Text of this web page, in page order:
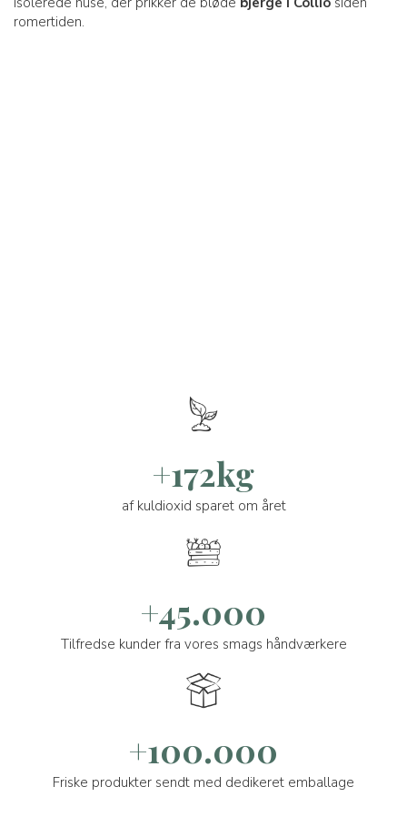
romertiden.
+172kg
af kuldioxid sparet om året
+45.000
Tilfredse kunder fra vores smags håndværkere
+100.000
Friske produkter sendt med dedikeret emballage